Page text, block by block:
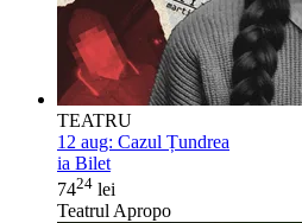
TEATRU
12 aug: Cazul Țundrea
ia Bilet
7424 lei
Teatrul Apropo